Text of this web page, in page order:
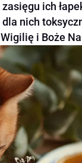
ich
nich
i Boże